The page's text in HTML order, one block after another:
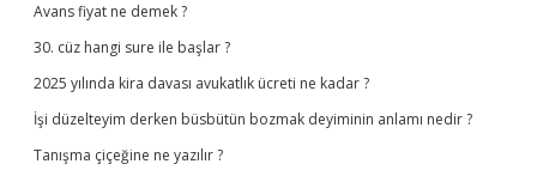
Avans fiyat ne demek ?
30. cüz hangi sure ile başlar ?
2025 yılında kira davası avukatlık ücreti ne kadar ?
İşi düzelteyim derken büsbütün bozmak deyiminin anlamı nedir ?
Tanışma çiçeğine ne yazılır ?